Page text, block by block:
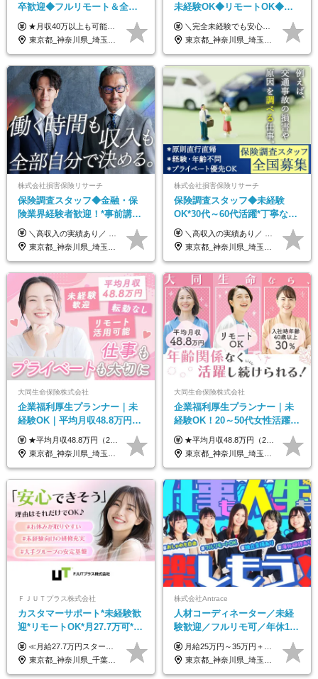
卒歓迎◆フルリモート＆全国
から勤務OK◆残業月10h以内
◆フレックス制
★月収40万以上も可能！ ★能力・スキル・経験を考慮した年収額を設定します ★年功序列ではなく、チャレンジを評価して給与に反映！ ■月給20万円～40万円＋決算賞与 ※経験・スキルを考慮のうえ決定します ※給与にはみなし残業代40時間分を含む。そのほか詳細に関しては別途面接時にご説明します ※試用期間3ヵ月あり。期間中の雇用形態・条件などに差異はありません
東京都_神奈川県_埼玉県_千葉県_大阪府_愛知県_北海道_青森県_岩手県_宮城県_秋田県_山形県_福島県_茨城県_栃木県_群馬県_新潟県_山梨県_長野県_富山県_石川県_福井県_静岡県_岐阜県_三重県_兵庫県_京都府_滋賀県_奈良県_和歌山県_広島県_岡山県_鳥取県_島根県_山口県_徳島県_香川県_愛媛県_高知県_福岡県_熊本県_佐賀県_長崎県_大分県_宮崎県_鹿児島県_沖縄県
未経験OK◆リモートOK◆学
歴不問◆20代活躍中！
＼完全未経験でも安心して年収UP可能です！／ -------------- 【1】営業 月給25万円～80万円＋賞与 【2】事務 月給21万円～50万円＋賞与 【3】マーケ 月給25万円～80万円＋賞与 ※試用期間3ヶ月間の待遇に変動はありません。 ※みなし残業代(月20時間分29,725円～)を含む。（※超過分は追加支給）
東京都_神奈川県_埼玉県_千葉県_大阪府_愛知県_北海道_青森県_岩手県_宮城県_秋田県_山形県_福島県_茨城県_栃木県_群馬県_新潟県_山梨県_長野県_富山県_石川県_福井県_静岡県_岐阜県_三重県_兵庫県_京都府_滋賀県_奈良県_和歌山県_広島県_岡山県_鳥取県_島根県_山口県_徳島県_香川県_愛媛県_高知県_福岡県_熊本県_佐賀県_長崎県_大分県_宮崎県_鹿児島県_沖縄県
株式会社損害保険リサーチ
保険調査スタッフ◆金融・保
険業界経験者歓迎！*事前講習
あり*30代～60代活躍*調査は
原則直行直帰*高収入可
＼高収入の実績あり／ なかには年収1000万円を超える方もいらっしゃいます！ 【完全出来高報酬制】 ★仕事に慣れるまで収入をサポート 1か月目：報酬が通常の2倍 2か月目：報酬が通常の1.5倍 ※災害に関する業務については、収入サポートの対象外 ※試用期間はありません ＊＊＊業務報酬の例＊＊＊ ・事故原因調査（4箇所確認）…1万5000円～ ・有無責／不正請求疑義調査（自動車案件）…2万円～ ・医療調査（1箇所確認）…1万7000円～ ・書類取付（1箇所訪問）…3000円～ ※上記は目安になります ※実際の報酬は業務報酬に応じた個々のスキル・実績を加味したものになります
東京都_神奈川県_埼玉県_千葉県_大阪府_愛知県_北海道_青森県_岩手県_宮城県_秋田県_山形県_福島県_茨城県_栃木県_群馬県_新潟県_山梨県_長野県_富山県_石川県_福井県_静岡県_岐阜県_三重県_兵庫県_京都府_滋賀県_奈良県_和歌山県_広島県_岡山県_鳥取県_島根県_山口県_徳島県_香川県_愛媛県_高知県_福岡県_熊本県_佐賀県_長崎県_大分県_宮崎県_鹿児島県_沖縄県
株式会社損害保険リサーチ
保険調査スタッフ◆未経験
OK*30代～60代活躍*丁寧な講
習・サポートあり*原則直行直
帰／全国募集・業務委託
＼高収入の実績あり／ なかには年収1000万円を超えるスペシャリストもいらっしゃいます！ 【完全出来高報酬制】 ★仕事に慣れるまで収入をサポート 1か月目：報酬が通常の2倍 2か月目：報酬が通常の1.5倍 ※災害に関する業務については、収入サポートの対象外 ※試用期間はありません ＊＊＊業務報酬の例＊＊＊ ・事故原因調査（4箇所確認）…1万5000円～ ・有無責／不正請求疑義調査（自動車案件）…2万円～ ・医療調査（1箇所確認）…1万7000円～ ・書類取付（1箇所訪問）…3000円～ ※上記は目安になります ※実際の報酬は業務報酬に応じた個々のスキル・実績を加味したものになります
東京都_神奈川県_埼玉県_千葉県_大阪府_愛知県_北海道_青森県_岩手県_宮城県_秋田県_山形県_福島県_茨城県_栃木県_群馬県_新潟県_山梨県_長野県_富山県_石川県_福井県_静岡県_岐阜県_三重県_兵庫県_京都府_滋賀県_奈良県_和歌山県_広島県_岡山県_鳥取県_島根県_山口県_徳島県_香川県_愛媛県_高知県_福岡県_熊本県_佐賀県_長崎県_大分県_宮崎県_鹿児島県_沖縄県
大同生命保険株式会社
企業福利厚生プランナー｜未
経験OK｜平均月収48.8万円｜
リモートOK｜残業ほぼなし｜
転勤なし｜女性活躍中
★平均月収48.8万円（2025年度実績） ★安心の固定給＋賞与年2回＋インセンティブ！手当も充実 月給21万円～23万円＋諸手当＋インセンティブ＋賞与年2回 ※給与は年間平均の税込定例給与です。賞与は含みません。 ※約3週間の研修期間中は日当8000円を支給いたします。 ※試用期間6ヵ月あり（期間中の条件変更なし） ◆東京・神奈川・千葉・埼玉・愛知（一部）・京都・大阪・兵庫（一部）：月給23万円以上 ◆静岡（一部）・三重・岐阜：月給22万円以上 ◆上記以外の地域：月給21万円以上
東京都_神奈川県_埼玉県_千葉県_大阪府_愛知県_北海道_青森県_岩手県_宮城県_秋田県_山形県_福島県_茨城県_栃木県_群馬県_新潟県_山梨県_長野県_富山県_石川県_福井県_静岡県_岐阜県_三重県_兵庫県_京都府_滋賀県_奈良県_和歌山県_広島県_岡山県_鳥取県_島根県_山口県_徳島県_香川県_愛媛県_高知県_福岡県_熊本県_佐賀県_長崎県_大分県_宮崎県_鹿児島県_沖縄県
大同生命保険株式会社
企業福利厚生プランナー｜未
経験OK！20～50代女性活躍｜
リモートOK｜平均月収48.8万
｜子育て＆介護支援◎
★平均月収48.8万円（2025年度実績） ★安心の固定給＋賞与年2回＋インセンティブ！手当も充実 月給21万円～23万円＋諸手当＋インセンティブ＋賞与年2回 ※給与は年間平均の税込定例給与です。賞与は含みません。 ※約3週間の研修期間中は日当8000円を支給いたします。 ※試用期間6ヵ月あり（期間中の条件変更なし） ◆東京・神奈川・千葉・埼玉・愛知（一部）・京都・大阪・兵庫（一部）：月給23万円以上 ◆静岡（一部）・三重・岐阜：月給22万円以上 ◆上記以外の地域：月給21万円以上
東京都_神奈川県_埼玉県_千葉県_大阪府_愛知県_北海道_青森県_岩手県_宮城県_秋田県_山形県_福島県_茨城県_栃木県_群馬県_新潟県_山梨県_長野県_富山県_石川県_福井県_静岡県_岐阜県_三重県_兵庫県_京都府_滋賀県_奈良県_和歌山県_広島県_岡山県_鳥取県_島根県_山口県_徳島県_香川県_愛媛県_高知県_福岡県_熊本県_佐賀県_長崎県_大分県_宮崎県_鹿児島県_沖縄県
ＦＪＵＴプラス株式会社
カスタマーサポート*未経験歓
迎*リモートOK*月27.7万可*賞
与年2回*転勤なし*連休
OK/ZE010232
≪月給27.7万円スタートも可／賞与年2回≫ ■月給21万円～27.7万円＋各種手当＋賞与年2回 ※給与は勤務地に応じて変更します ※年齢や経験・スキルなどを考慮して決定します ※時間外手当は全額支給 ※上記は初年度の月給となります ※試用期間3ヶ月（その他待遇に差異はありません） 【固定残業代について】 なし（残業代は、実際の労働時間に応じて別途全額支給）
東京都_神奈川県_千葉県_大阪府_愛知県_北海道_長野県_石川県_広島県_福岡県
株式会社Antrace
人材コーディネーター／未経
験歓迎／フルリモ可／年休127
日／おしゃれ自由／海外研修
年10回／美容・サウナ割あり
月給25万円～35万円＋インセンティブ 未経験者：月給25万円～＋インセンティブ 経験者：月給35万円～＋インセンティブ （※経験者は営業経験5年以上の方を想定） ※経験・スキルなどを考慮のうえ、決定します ※時間外手当は別途全額支給します
東京都_神奈川県_埼玉県_千葉県_大阪府_愛知県_北海道_青森県_岩手県_宮城県_秋田県_山形県_福島県_茨城県_栃木県_群馬県_新潟県_山梨県_長野県_富山県_石川県_福井県_静岡県_岐阜県_三重県_兵庫県_京都府_滋賀県_奈良県_和歌山県_広島県_岡山県_鳥取県_島根県_山口県_徳島県_香川県_愛媛県_高知県_福岡県_熊本県_佐賀県_長崎県_大分県_宮崎県_鹿児島県_沖縄県